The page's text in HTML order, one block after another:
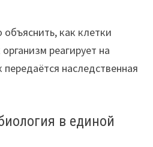
как клетки
реагирует на
наследственная
в единой